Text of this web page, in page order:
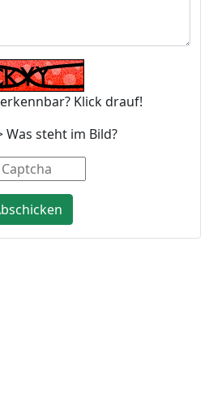
Klick drauf!
Was steht im Bild?